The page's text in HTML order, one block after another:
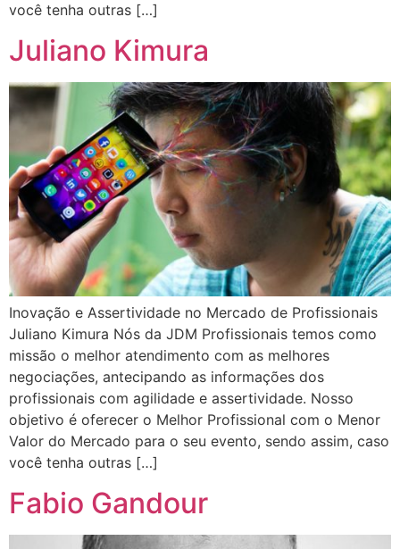
você tenha outras […]
Juliano Kimura
Inovação e Assertividade no Mercado de Profissionais
Juliano Kimura Nós da JDM Profissionais temos como
missão o melhor atendimento com as melhores
negociações, antecipando as informações dos
profissionais com agilidade e assertividade. Nosso
objetivo é oferecer o Melhor Profissional com o Menor
Valor do Mercado para o seu evento, sendo assim, caso
você tenha outras […]
Fabio Gandour